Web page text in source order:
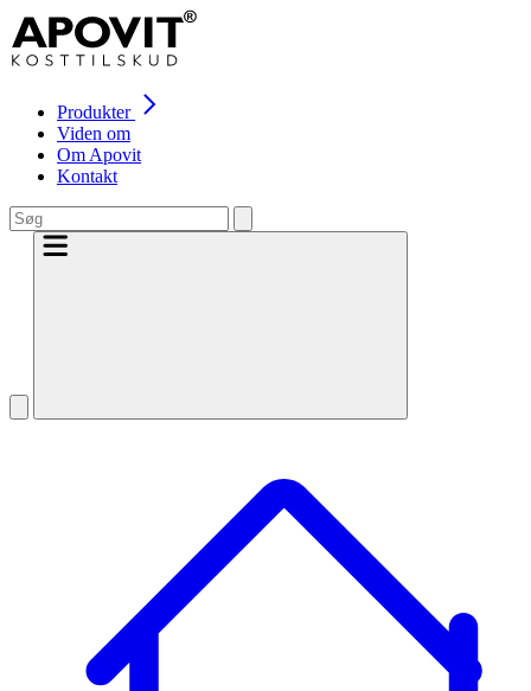
Produkter
Viden om
Om Apovit
Kontakt